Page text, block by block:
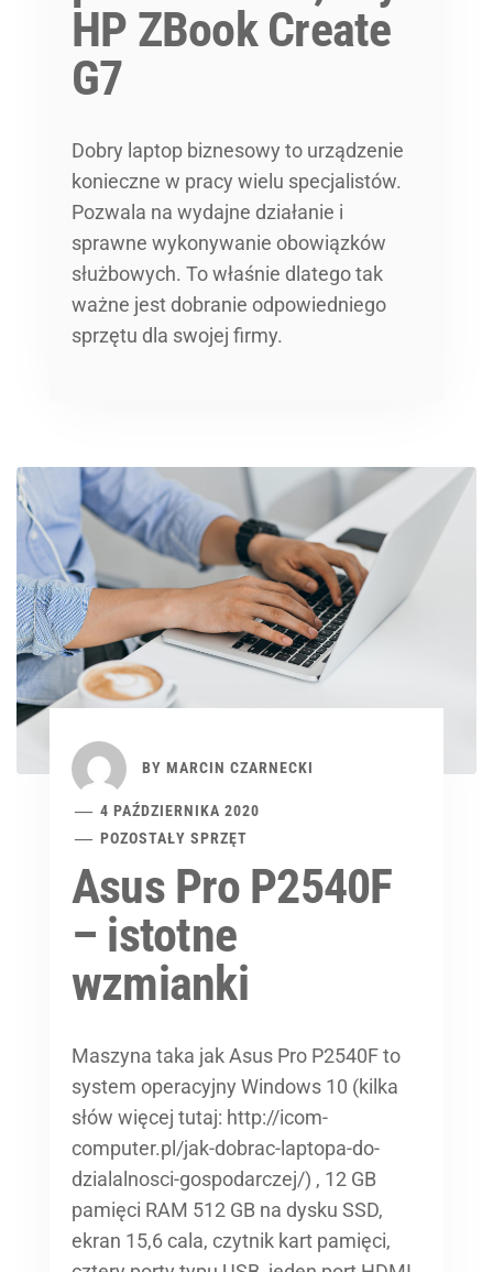
HP ZBook Create
G7
Dobry laptop biznesowy to urządzenie
konieczne w pracy wielu specjalistów.
Pozwala na wydajne działanie i
sprawne wykonywanie obowiązków
służbowych. To właśnie dlatego tak
ważne jest dobranie odpowiedniego
sprzętu dla swojej firmy.
BY MARCIN CZARNECKI
4 PAŹDZIERNIKA 2020
POZOSTAŁY SPRZĘT
Asus Pro P2540F
– istotne
wzmianki
Maszyna taka jak Asus Pro P2540F to
system operacyjny Windows 10 (kilka
słów więcej tutaj: http://icom-
computer.pl/jak-dobrac-laptopa-do-
dzialalnosci-gospodarczej/) , 12 GB
pamięci RAM 512 GB na dysku SSD,
ekran 15,6 cala, czytnik kart pamięci,